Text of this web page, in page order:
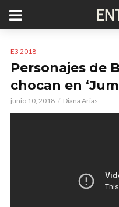
E3 2018
Personajes de
chocan en
junio 10, 2018 Diana Arias